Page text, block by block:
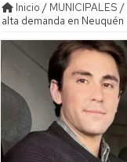
Inicio / MUNICIPALES /
alta demanda en Neuquén